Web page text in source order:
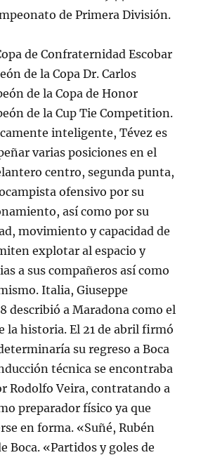
de Primera División.
de Confraternidad Escobar
de la Copa Dr. Carlos
de la Copa de Honor
de la Cup Tie Competition.
inteligente, Tévez es
varias posiciones en el
centro, segunda punta,
ofensivo por su
así como por su
movimiento y capacidad de
explotar al espacio y
a sus compañeros así como
Italia, Giuseppe
describió a Maradona como el
la historia. El 21 de abril firmó
su regreso a Boca
técnica se encontraba
Rodolfo Veira, contratando a
preparador físico ya que
en forma. «Suñé, Rubén
Boca. «Partidos y goles de